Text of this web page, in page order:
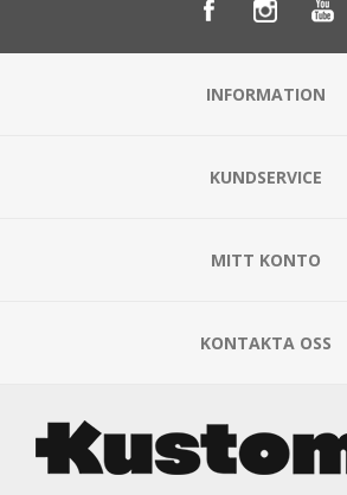
INFORMATION
KUNDSERVICE
MITT KONTO
KONTAKTA OSS